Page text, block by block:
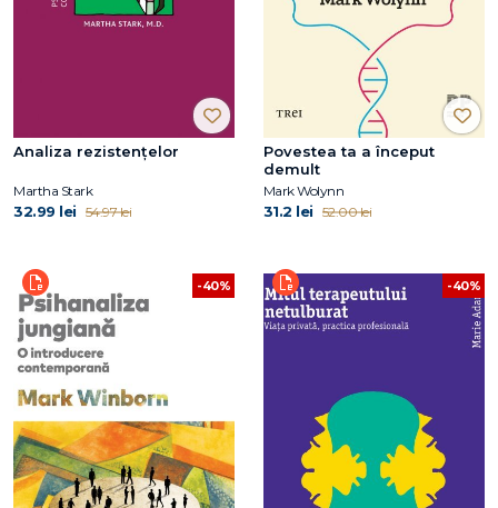
Analiza rezistențelor
Martha Stark
32.99 lei 54.97 lei
Povestea ta a început
demult
Mark Wolynn
31.2 lei 52.00 lei
-40% -40%